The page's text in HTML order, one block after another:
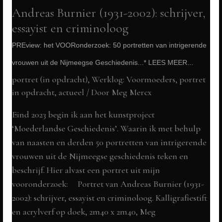
MEER...
Andreas Burnier (1931-2002): schrijver,
essayist en criminoloog
PREview: het VOORonderzoek: 50 portretten van intrigerende
vrouwen uit de Nijmeegse Geschiedenis...* LEES MEER...
portret (in opdracht),Werklog: Voormoeders, portret
in opdracht, actueel / Door Meg Mercx
Eind 2023 begin ik aan het kunstproject
‘Moederlandse Geschiedenis’. Waarin ik met behulp
van naasten en derden 50 portretten van intrigerende
vrouwen uit de Nijmeegse geschiedenis teken en
beschrijf. Hier alvast een portret uit mijn
vooronderzoek: Portret van Andreas Burnier (1931-
2002): schrijver, essayist en criminoloog. Kalligrafiestift
en acrylverf op doek, 2m40 x 2m40, Meg